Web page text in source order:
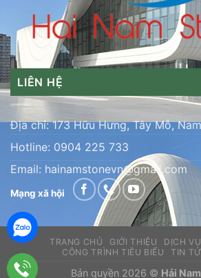
LIÊN HỆ
Địa chỉ: 173 Hữu Hưng, Tây Mỗ,
Hotline: 0904 225 733
Email: hainamstonevn@gmail.com
Mạng xã hội
TRANG CHỦ GIỚI THIỆU DỊCH VỤ
CÔNG TRÌNH TIÊU BIỂU
TIN
Bản quyền 2026 © Hải